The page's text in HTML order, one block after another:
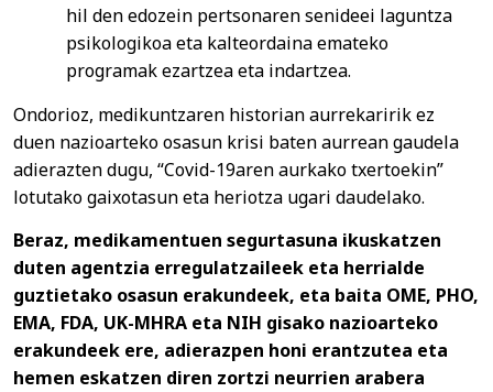
hil den edozein pertsonaren senideei laguntza
psikologikoa eta kalteordaina emateko
programak ezartzea eta indartzea.
Ondorioz, medikuntzaren historian aurrekaririk ez
duen nazioarteko osasun krisi baten aurrean gaudela
adierazten dugu, “Covid-19aren aurkako txertoekin”
lotutako gaixotasun eta heriotza ugari daudelako.
Beraz, medikamentuen segurtasuna ikuskatzen
duten agentzia erregulatzaileek eta herrialde
guztietako osasun erakundeek, eta baita OME, PHO,
EMA, FDA, UK-MHRA eta NIH gisako nazioarteko
erakundeek ere, adierazpen honi erantzutea eta
hemen eskatzen diren zortzi neurrien arabera